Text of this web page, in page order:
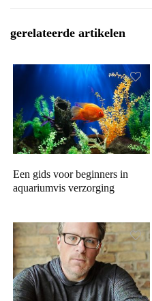
gerelateerde artikelen
Een gids voor beginners in
aquariumvis verzorging